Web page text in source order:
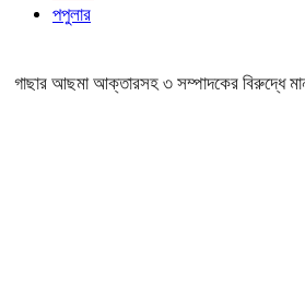
পপুলার
গাছার আছমা আক্তারসহ ৩ সম্পাদকের বিরুদ্ধে